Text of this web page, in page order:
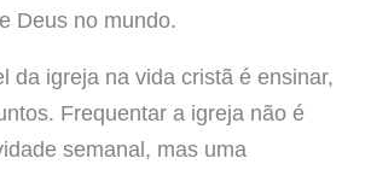
Deus no mundo.
da igreja na vida cristã é ensinar,
Frequentar a igreja não é
semanal, mas uma